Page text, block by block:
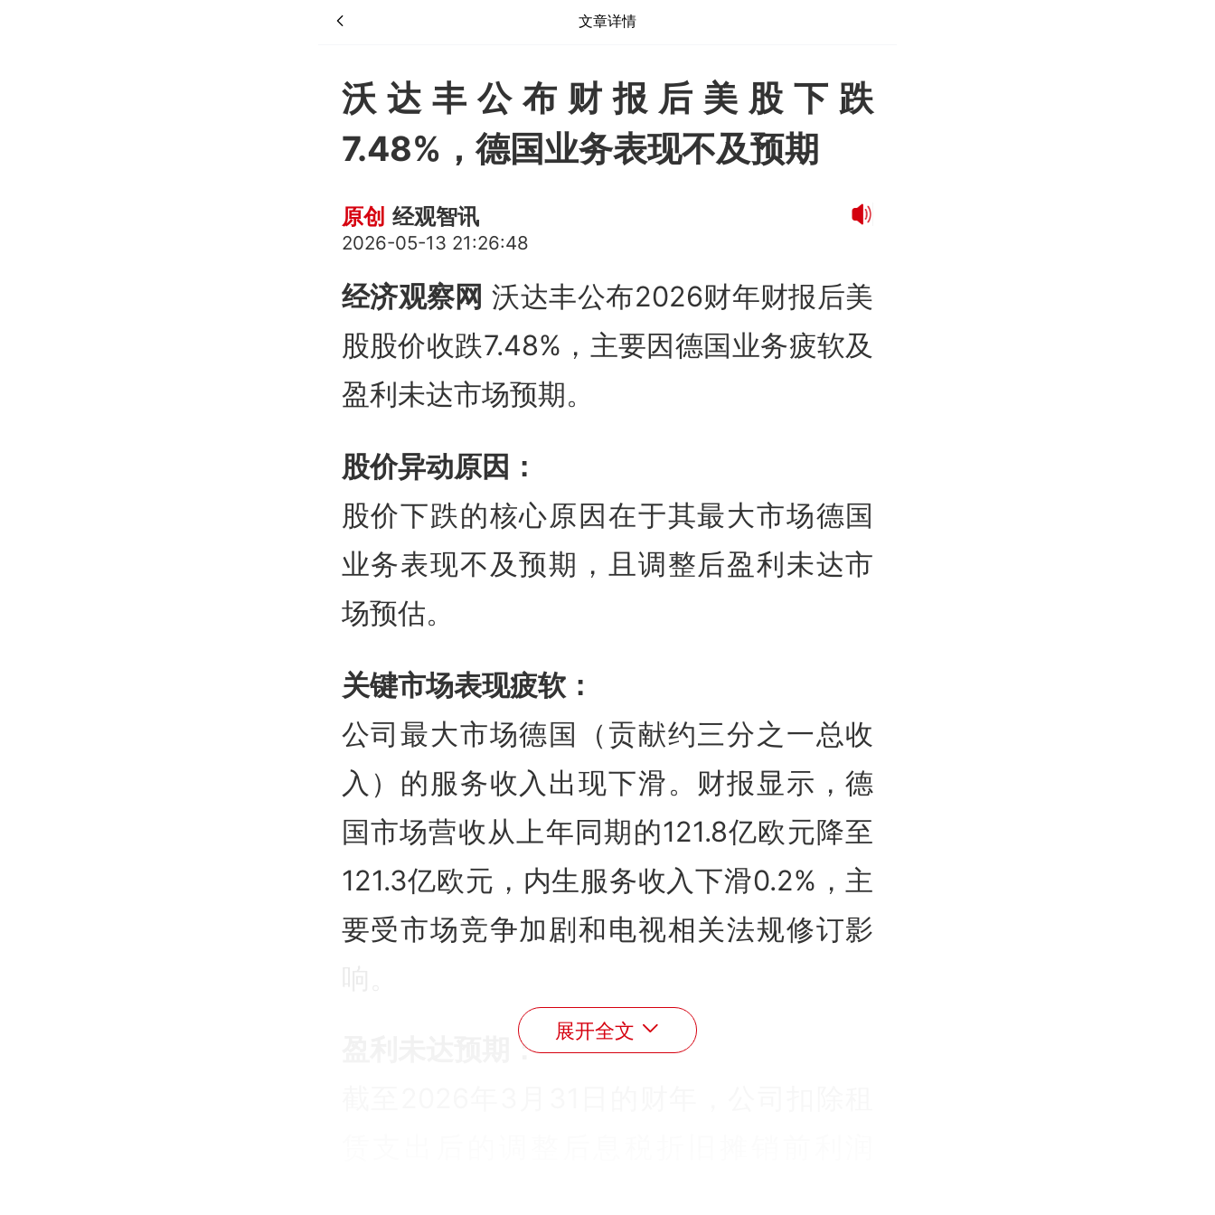
文章详情
沃达丰公布财报后美股下跌
7.48%，德国业务表现不及预期
原创 经观智讯
2026-05-13 21:26:48
经济观察网 沃达丰公布2026财年财报后美
股股价收跌7.48%，主要因德国业务疲软及
盈利未达市场预期。
股价异动原因：
股价下跌的核心原因在于其最大市场德国
业务表现不及预期，且调整后盈利未达市
场预估。
关键市场表现疲软：
公司最大市场德国（贡献约三分之一总收
入）的服务收入出现下滑。财报显示，德
国市场营收从上年同期的121.8亿欧元降至
121.3亿欧元，内生服务收入下滑0.2%，主
要受市场竞争加剧和电视相关法规修订影
盈利未达预期：
展开全文